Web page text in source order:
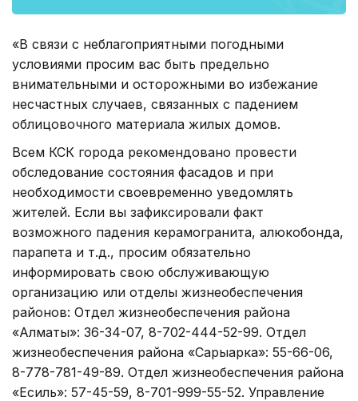
«В связи с неблагоприятными погодными
условиями просим вас быть предельно
внимательными и осторожными во избежание
несчастных случаев, связанных с падением
облицовочного материала жилых домов.
Всем КСК города рекомендовано провести
обследование состояния фасадов и при
необходимости своевременно уведомлять
жителей. Если вы зафиксировали факт
возможного падения керамогранита, алюкобонда,
парапета и т.д., просим обязательно
информировать свою обслуживающую
организацию или отделы жизнеобеспечения
районов: Отдел жизнеобеспечения района
«Алматы»: 36-34-07, 8-702-444-52-99. Отдел
жизнеобеспечения района «Сарыарка»: 55-66-06,
8-778-781-49-89. Отдел жизнеобеспечения района
«Есиль»: 57-45-59, 8-701-999-55-52. Управление